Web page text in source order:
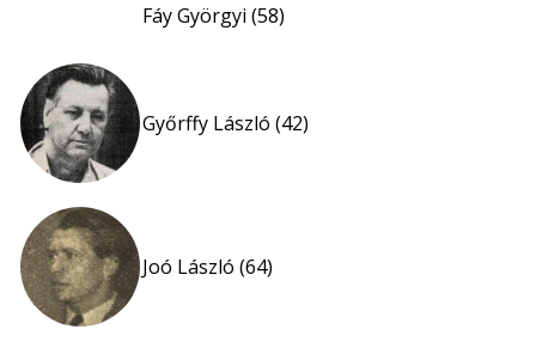
Fáy Györgyi (58)
Győrffy László (42)
Joó László (64)